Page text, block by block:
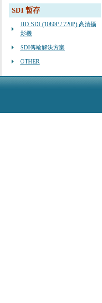
SDI 暫存
HD-SDI (1080P / 720P) 高清攝
影機
SDI傳輸解決方案
OTHER